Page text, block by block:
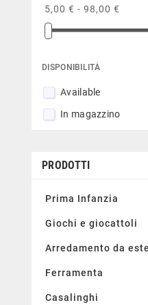
5,00 € - 98,00 €
DISPONIBILITÀ
Available
In magazzino
PRODOTTI
Prima Infanzia
Giochi e giocattoli
Arredamento da
Ferramenta
Casalinghi